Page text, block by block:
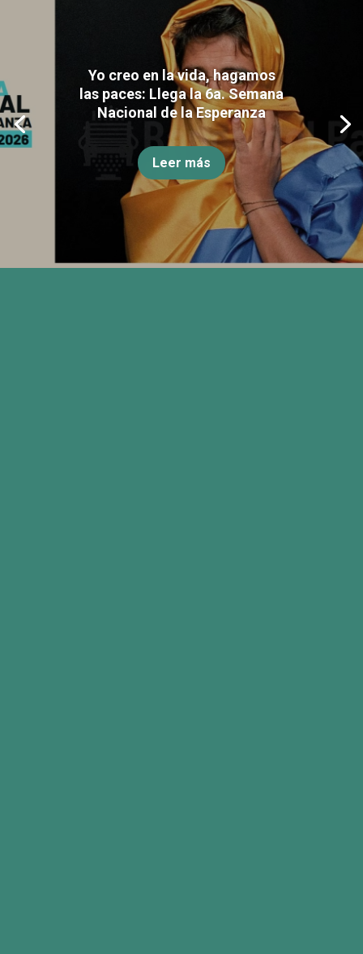
Yo creo en la vida, hagamos
las paces: Llega la 6a. Semana
Nacional de la Esperanza
Leer más